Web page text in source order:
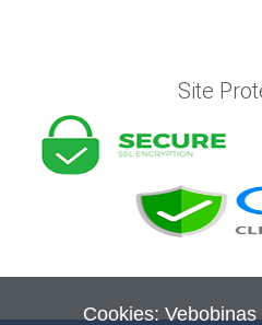
Site
Cookies: